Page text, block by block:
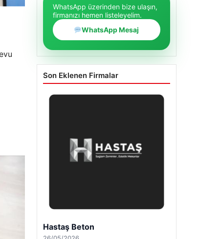
WhatsApp üzerinden bize ulaşın,
firmanızı hemen listeleyelim.
WhatsApp Mesaj
Son Eklenen Firmalar
Enes Kaplan Avukatlık Bürosu